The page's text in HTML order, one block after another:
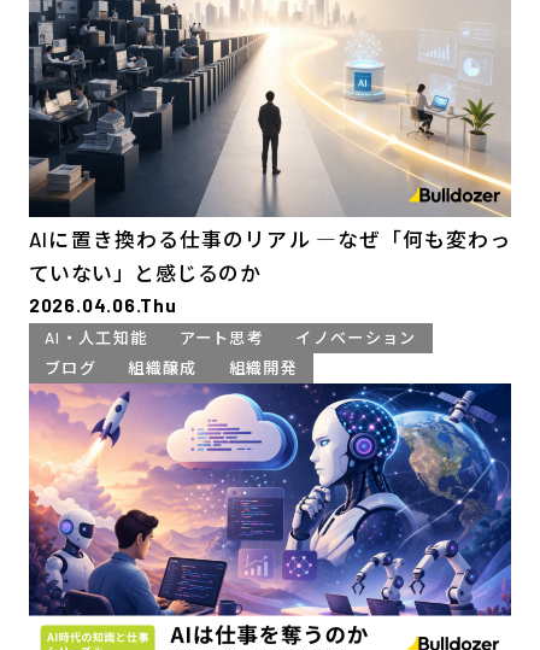
AIに置き換わる仕事のリアル ―なぜ「何も変わっ
ていない」と感じるのか
2026.04.06.Thu
AI・人工知能 アート思考
イノベーション
ブログ
組織醸成 組織開発